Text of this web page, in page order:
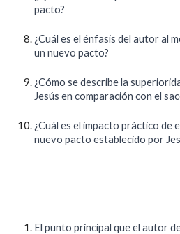
pacto?
¿Cuál es el énfasis del autor al
un nuevo pacto?
¿Cómo se describe la
Jesús en comparación con el
¿Cuál es el impacto práctico de
nuevo pacto establecido por
El punto principal que el autor